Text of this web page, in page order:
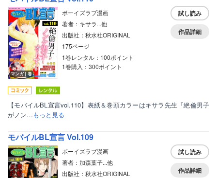
マンガ｜巻
ボーイズラブ漫画
著者：キサラ...他
出版社：秋水社ORIGINAL
175ページ
1巻レンタル：100ポイント
1巻購入：300ポイント
試し読み
作品詳細
【モバイルBL宣言vol.110】表紙＆巻頭カラーはキサラ先生『絶倫男子
がノン…もっと見る
モバイルBL宣言 Vol.109
ボーイズラブ漫画
著者：加森葉子...他
出版社：秋水社ORIGINAL
試し読み
作品詳細